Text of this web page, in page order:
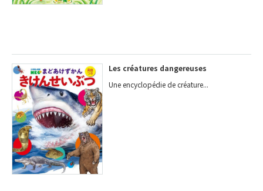
Les créatures dangereuses
Une encyclopédie de créature...